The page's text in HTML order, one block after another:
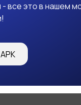
все это в нашем